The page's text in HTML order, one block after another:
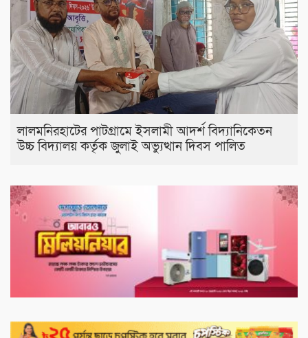
লালমনিরহাটের পাটগ্রামে ইসলামী আদর্শ বিদ্যানিকেতন
উচ্চ বিদ্যালয় কর্তৃক জুলাই অভ্যুত্থান দিবস পালিত